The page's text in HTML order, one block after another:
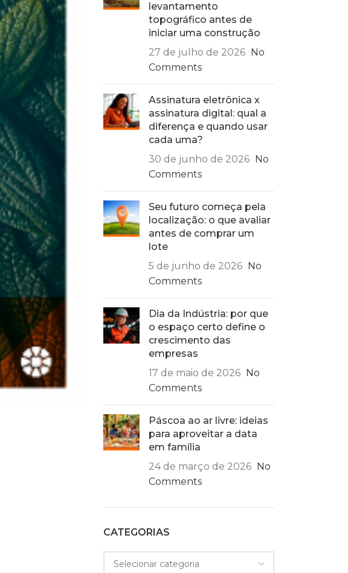
levantamento
topográfico antes de
iniciar uma construção
27 de julho de 2026 No
Comments
Assinatura eletrônica x
assinatura digital: qual a
diferença e quando usar
cada uma?
30 de junho de 2026 No
Comments
Seu futuro começa pela
localização: o que avaliar
antes de comprar um
lote
5 de junho de 2026 No
Comments
Dia da Indústria: por que
o espaço certo define o
crescimento das
empresas
17 de maio de 2026 No
Comments
Páscoa ao ar livre: ideias
para aproveitar a data
em família
24 de março de 2026 No
Comments
CATEGORIAS